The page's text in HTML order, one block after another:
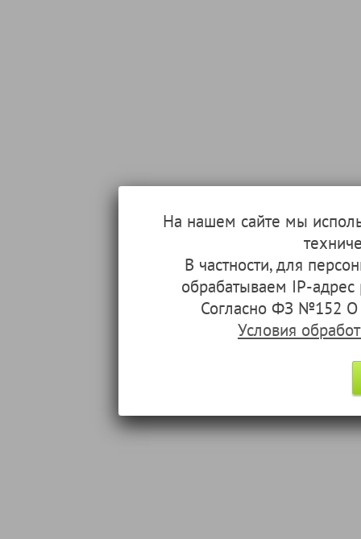
На нашем сайте мы
В частности, для
обрабатываем IP-
Согласно ФЗ №152 О
Условия